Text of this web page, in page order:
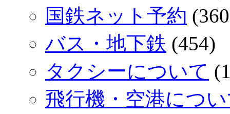
国鉄ネット予約
バス・地下鉄 (454)
タクシーについて
飛行機・空港につ